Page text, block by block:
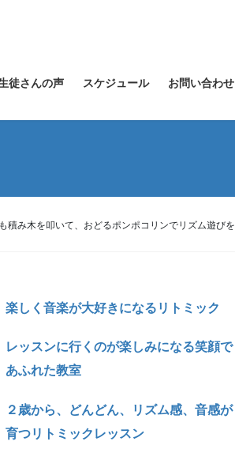
徒さんの声 スケジュール お問い合わせ
積み木を叩いて、おどるポンポコリンでリズム遊びを
楽しく音楽が大好きになるリトミック
レッスンに行くのが楽しみになる笑顔で
あふれた教室
２歳から、どんどん、リズム感、音感が
育つリトミックレッスン